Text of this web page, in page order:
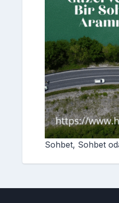
Sohbet, Sohbet